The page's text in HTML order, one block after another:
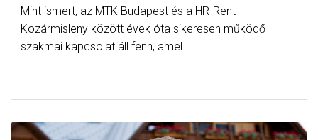
Mint ismert, az MTK Budapest és a HR-Rent
Kozármisleny között évek óta sikeresen működő
szakmai kapcsolat áll fenn, amel...